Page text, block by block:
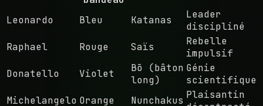
Leonardo
Bleu Katanas
Leader
discipliné
Raphael
Rouge Saïs
Rebelle
impulsif
Donatello
Violet
Bō (bâton
long)
Génie
scientifique
Michelangelo Orange Nunchakus Plaisantin